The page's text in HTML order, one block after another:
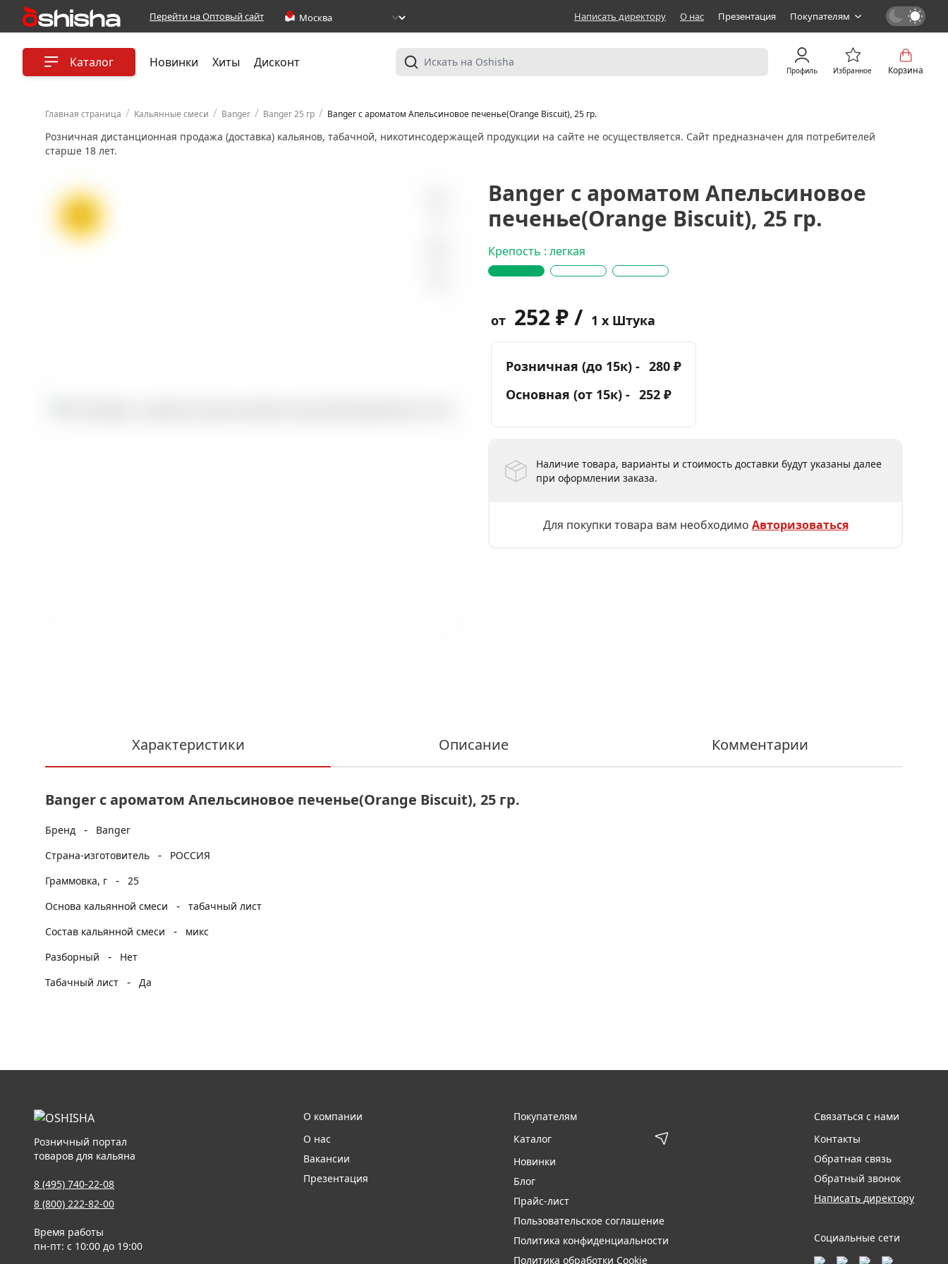
Перейти на Оптовый сайт Написать директору О нас Презентация Покупателям
Каталог Новинки Хиты Дисконт
Профиль Избранное Корзина
Главная страница / Кальянные смеси / Banger / Banger 25 гр / Banger с ароматом Апельсиновое печенье(Orange Biscuit), 25 гр.
Розничная дистанционная продажа (доставка) кальянов, табачной, никотинсодержащей продукции на сайте не осуществляется. Сайт предназначен для потребителей
старше 18 лет.
Banger с ароматом Апельсиновое
печенье(Orange Biscuit), 25 гр.
Крепость : легкая
от 252 ₽ / 1 x Штука
Розничная (до 15к) - 280 ₽
Основная (от 15к) - 252 ₽
Наличие товара, варианты и стоимость доставки будут указаны далее
при оформлении заказа.
Для покупки товара вам необходимо Авторизоваться
Характеристики Описание Комментарии
Banger с ароматом Апельсиновое печенье(Orange Biscuit), 25 гр.
Бренд -
Banger
Страна-изготовитель
-
РОССИЯ
Граммовка, г
- 25
Основа кальянной смеси
- табачный лист
Состав кальянной смеси
-
микс
Разборный
-
Нет
Табачный лист
- Да
Розничный портал
товаров для кальяна
8 (495) 740-22-08
8 (800) 222-82-00
Время работы
пн-пт: с 10:00 до 19:00
О компании
О нас
Вакансии
Презентация
Покупателям
Каталог
Новинки
Блог
Прайс-лист
Пользовательское соглашение
Политика конфиденциальности
Политика обработки Cookie
Связаться с нами
Контакты
Обратная связь
Обратный звонок
Написать директору
Социальные сети